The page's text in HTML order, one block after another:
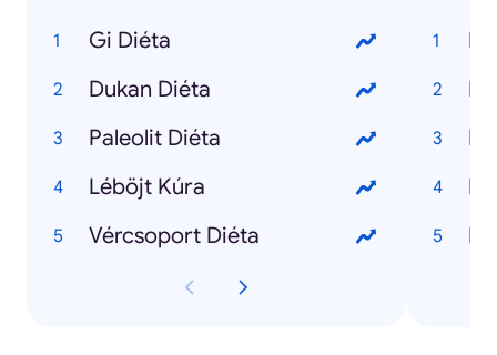
Gi Diéta
Dukan Diéta
Paleolit Diéta
Léböjt Kúra
Vércsoport Diéta